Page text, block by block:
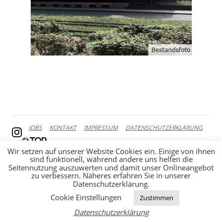
JOBS KONTAKT IMPRESSUM DATENSCHUTZERKLÄRUNG
Wir setzen auf unserer Website Cookies ein. Einige von ihnen
sind funktionell, während andere uns helfen die
Seitennutzung auszuwerten und damit unser Onlineangebot
zu verbessern. Näheres erfahren Sie in unserer
Datenschutzerklärung.
Cookie Einstellungen
Zustimmen
Datenschutzerklärung